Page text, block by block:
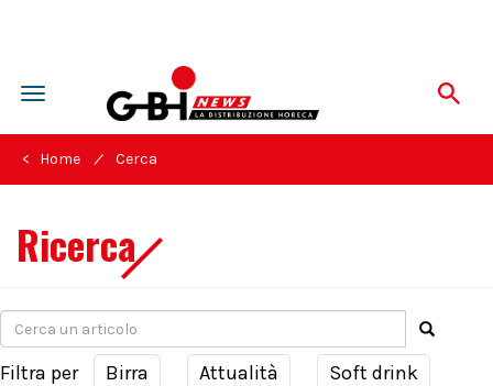
Toggle
navigation
< Home / Cerca
Ricerca
Filtra per Birra Attualità
Soft drink